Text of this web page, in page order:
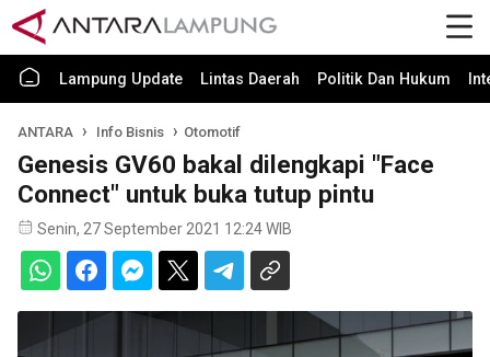
Lampung Update Lintas Daerah Politik Dan Hukum
ANTARA Info Bisnis Otomotif
Genesis GV60 bakal dilengkapi "Face
Connect" untuk buka tutup pintu
Senin, 27 September 2021 12:24 WIB